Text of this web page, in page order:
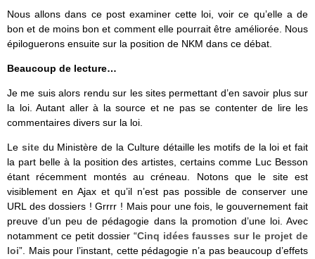
Nous allons dans ce post examiner cette loi, voir ce qu’elle a de
bon et de moins bon et comment elle pourrait être améliorée. Nous
épiloguerons ensuite sur la position de NKM dans ce débat.
Beaucoup de lecture…
Je me suis alors rendu sur les sites permettant d’en savoir plus sur
la loi. Autant aller à la source et ne pas se contenter de lire les
commentaires divers sur la loi.
Le sitedu Ministère de la Culture détaille les motifs de la loi et fait
la part belle à la position des artistes, certains comme Luc Besson
étant récemment montés au créneau. Notons que le site est
visiblement en Ajax et qu’il n’est pas possible de conserver une
URL des dossiers ! Grrrr ! Mais pour une fois, le gouvernement fait
preuve d’un peu de pédagogie dans la promotion d’une loi. Avec
notamment ce petit dossier “Cinq idées fausses sur le projet de
loi”. Mais pour l’instant, cette pédagogie n’a pas beaucoup d’effets